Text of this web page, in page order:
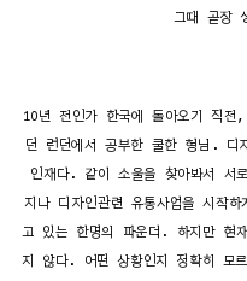
그때 곧장
10년 전인가 한국에 돌아오기 직
던 런던에서 공부한 쿨한 형님. 디
인재다. 같이 소울을 찾아봐서 서
지나 디자인관련 유통사업을 시작
고 있는 한명의 파운더. 하지만 현
지 않다. 어떤 상황인지 정확히 모